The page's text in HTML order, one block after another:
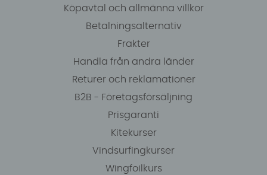
Köpavtal och allmänna villkor
Betalningsalternativ
Frakter
Handla från andra länder
Returer och reklamationer
B2B - Företagsförsäljning
Prisgaranti
Kitekurser
Vindsurfingkurser
Wingfoilkurs